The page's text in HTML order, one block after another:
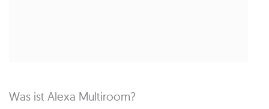
Was ist Alexa Multiroom?